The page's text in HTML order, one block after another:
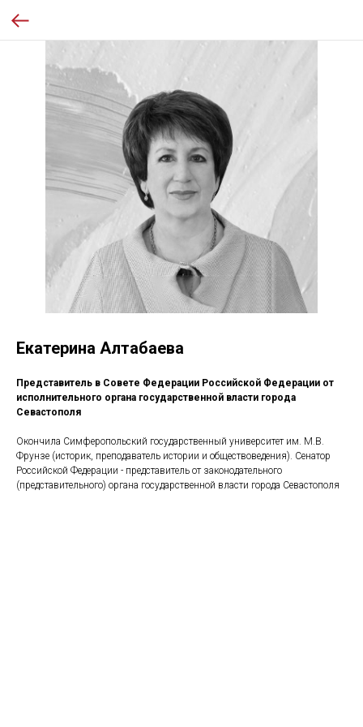
Екатерина Алтабаева
Представитель в Совете Федерации Российской Федерации от
исполнительного органа государственной власти города
Севастополя
Окончила Симферопольский государственный университет им. М.В.
Фрунзе (историк, преподаватель истории и обществоведения). Сенатор
Российской Федерации - представитель от законодательного
(представительного) органа государственной власти города Севастополя